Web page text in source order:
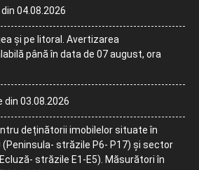
04.08.2026
și pe litoral. Avertizarea
până în data de 07 august, ora
03.08.2026
deținătorii imobilelor situate în
străzile P6- P17) și sector
străzile E1-E5). Măsurători în